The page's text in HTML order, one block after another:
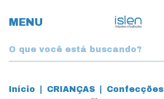
MENU
Início CRIANÇAS Confecções